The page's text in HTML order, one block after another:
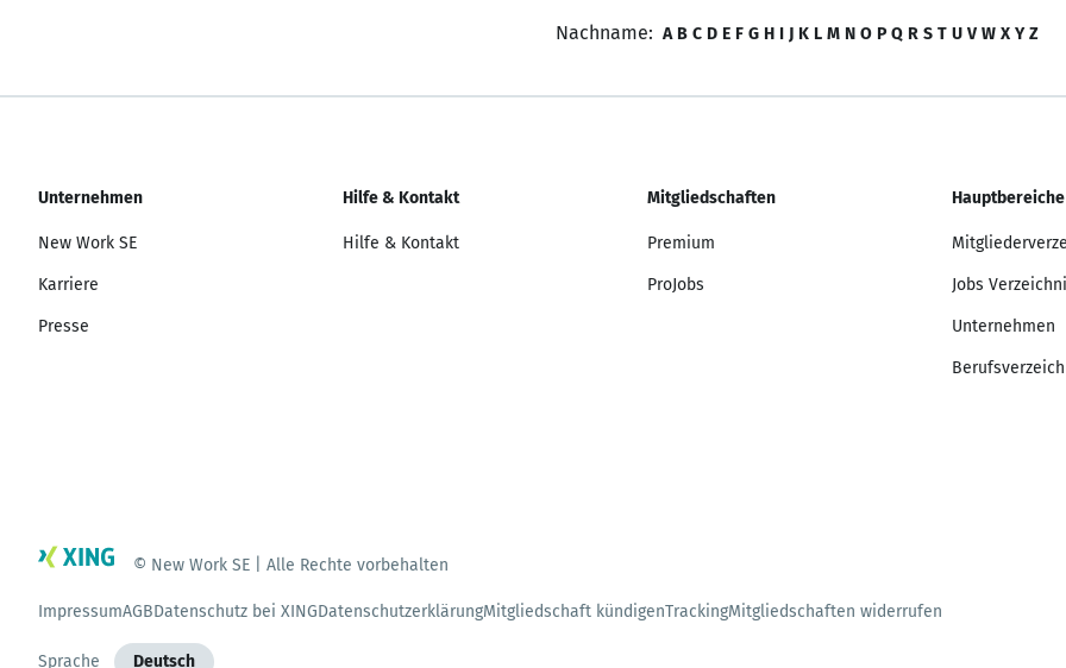
Nachname: A B C D E F G H I J K L M N O P Q R S T U V W X Y Z
Unternehmen
New Work SE
Karriere
Presse
Hilfe & Kontakt
Hilfe & Kontakt
Mitgliedschaften
Premium
ProJobs
Hauptbereiche
Jobs
Unternehmen
© New Work SE | Alle Rechte vorbehalten
ImpressumAGBDatenschutz bei XINGDatenschutzerklärungMitgliedschaft kündigenTrackingMitgliedschaften widerrufen
Sprache Deutsch